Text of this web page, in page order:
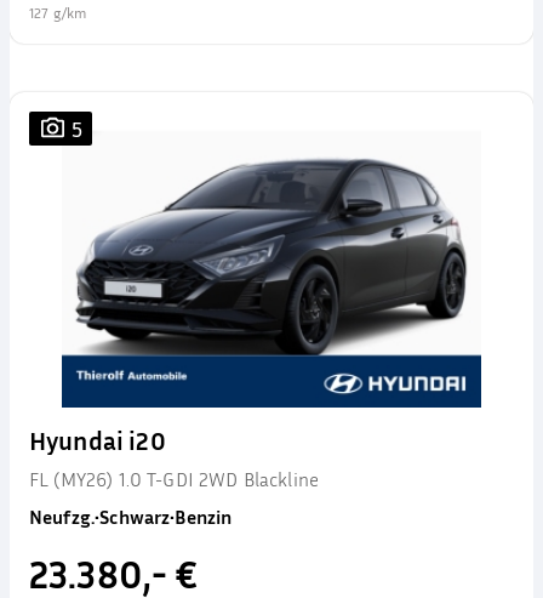
127 g/km
5
Hyundai i20
FL (MY26) 1.0 T-GDI 2WD Blackline
Neufzg.•Schwarz•Benzin
23.380,- €